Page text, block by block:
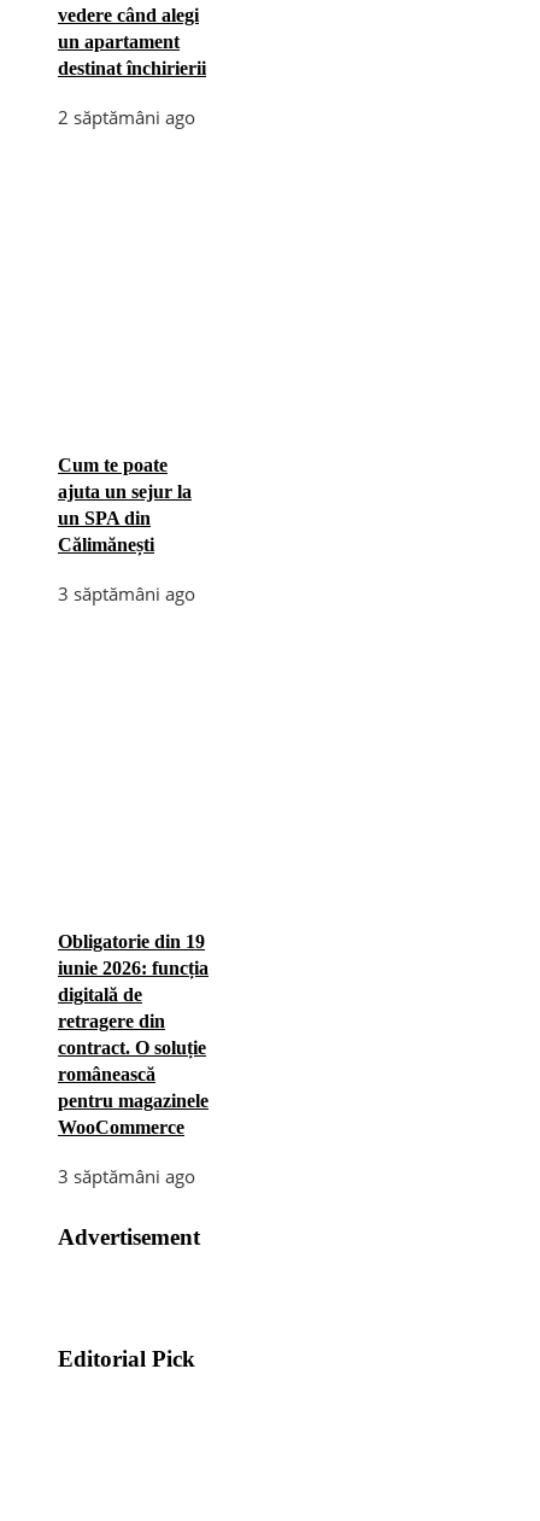
vedere când alegi
un apartament
destinat închirierii
2 săptămâni ago
Cum te poate
ajuta un sejur la
un SPA din
Călimănești
3 săptămâni ago
Obligatorie din 19
iunie 2026: funcția
digitală de
retragere din
contract. O soluție
românească
pentru magazinele
WooCommerce
3 săptămâni ago
Advertisement
Editorial Pick